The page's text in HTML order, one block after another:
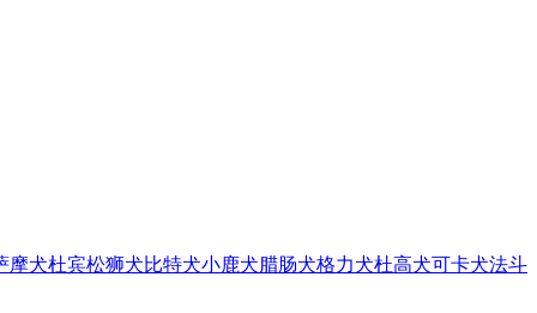
摩犬杜宾松狮犬比特犬小鹿犬腊肠犬格力犬杜高犬可卡犬法斗